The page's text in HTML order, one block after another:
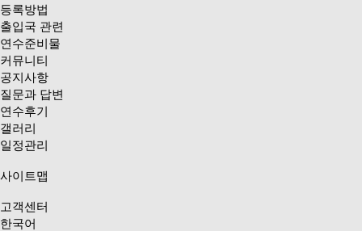
등록방법
출입국 관련
연수준비물
커뮤니티
공지사항
질문과 답변
연수후기
갤러리
일정관리
사이트맵
고객센터
한국어